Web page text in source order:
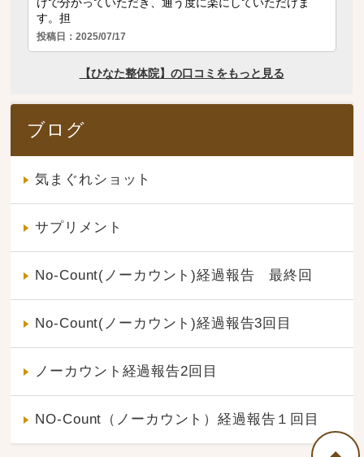
ブログ
気まぐれショット
サプリメント
No-Count(ノーカウント)経過報告 最終回
No-Count(ノーカウント)経過報告3回目
ノーカウント経過報告2回目
NO-Count（ノーカウント）経過報告１回目